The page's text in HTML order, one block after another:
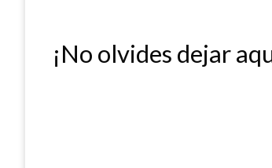
¡No olvides dejar